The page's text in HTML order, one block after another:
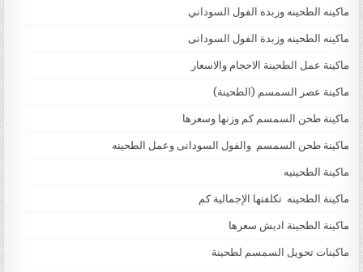
ماكينه الطحينه وزبده الفول السوداني
ماكينه الطحينه وزبدة الفول السودانى
ماكينة عمل الطحينة الاحجام والاسعار
ماكينة عصر السمسم (الطحينة)
ماكينة طحن السمسم كم وزنها وسعرها
ماكينة طحن السمسم والفول السودانى وعمل الطحينه
ماكينة الطحينيه
ماكينة الطحينه تكلفتها الإجمالية كم
ماكينة الطحينة اديش سعرها
ماكينات تحويل السمسم لطحينة